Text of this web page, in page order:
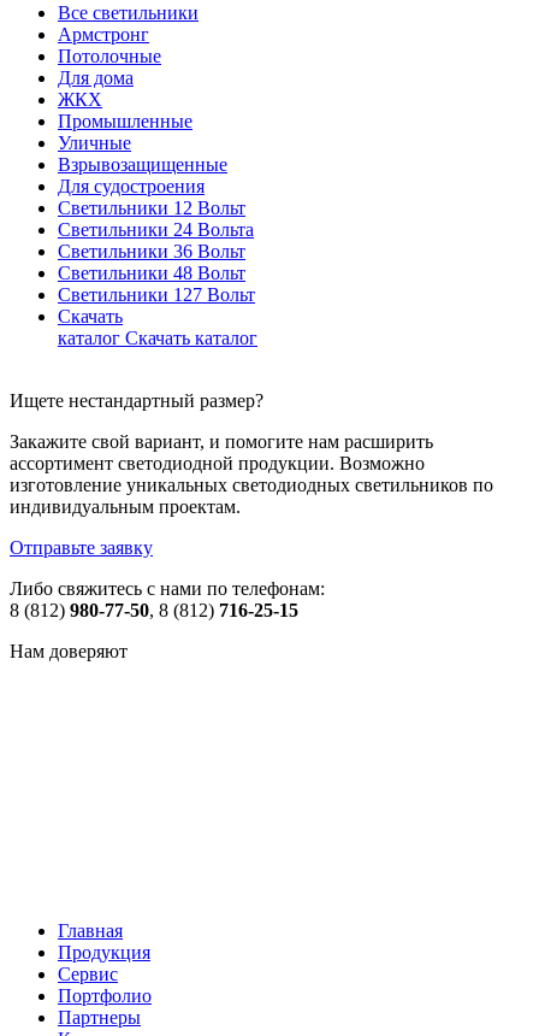
Все светильники
Армстронг
Потолочные
Для дома
ЖКХ
Промышленные
Уличные
Взрывозащищенные
Для судостроения
Светильники 12 Вольт
Светильники 24 Вольта
Светильники 36 Вольт
Светильники 48 Вольт
Светильники 127 Вольт
Скачать
каталог Скачать каталог
Ищете нестандартный размер?
Закажите свой вариант, и помогите нам расширить
ассортимент светодиодной продукции. Возможно
изготовление уникальных светодиодных светильников по
индивидуальным проектам.
Отправьте заявку
Либо свяжитесь с нами по телефонам:
8 (812) 980-77-50, 8 (812) 716-25-15
Нам доверяют
Главная
Продукция
Сервис
Портфолио
Партнеры